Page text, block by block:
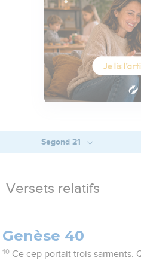
Segond 21
Versets relatifs
Genèse 40
10 Ce cep portait trois sarments.